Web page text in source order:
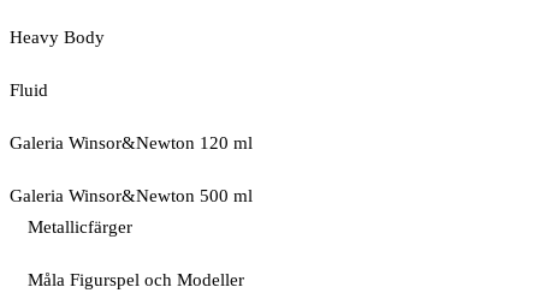
Heavy Body
Fluid
Galeria Winsor&Newton 120 ml
Galeria Winsor&Newton 500 ml
Metallicfärger
Måla Figurspel och Modeller